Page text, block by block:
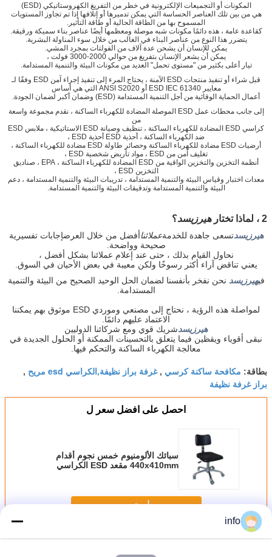
المكونات أو التجميعات الإلكترونية في خطر من التفريغ الكهروستاتيكي (ESD)
هي من بين تلك العناصر الحساسة التي يمكن تدميرها أو إتلافها إذا تم تجاوز المستويات
المسموح بها من الطاقة الحالية أو طاقة التأثير.
كقاعدة عامة ، هذه دائمًا مكونات شبه موصلة ومعظمها أيضًا عناصر بناء سميكة ورقيقة.
يتضرر هذا النوع من عناصر البناء في الغالب من خلال سوء المناولة البشرية.
يمكن للإنسان أن يشحن عدة آلاف من الفولتات بمجرد المشي.
يمكن أن يشعر الإنسان بتفريغ من حوالي 2000-3000 فولت ،
تيار أعلى بكثير من "مستوى تحمل" العديد من مكونات البيئة والتنمية المستدامة.
قبل شراء أو تنفيذ منتجات ESD الآمنة ، يحتاج المرء إلى تنفيذ إجراء آمن ESD وفقًا لـ
معايير ESD IEC 61340 أو ANSI S2020 التي هي أساس
أعمال الحماية الوقائية من أجل التنمية المستدامة (ESD) وضمان أكبر لضمان الجودة.
إلى جانب محطات عمل ESD الموصلة المضادة للكهرباء الساكنة ، نقدم مجموعة واسعة
من
كراسي ESD المضادة للكهرباء الساكنة ، تنظيف وصيانة ESD الاستاتيكية ، ملابس ESD
ضد الكهرباء الساكنة ، أحذية ESD أحذية ESD ،
أرضيات ESD مضادة للكهرباء الساكنة وحصائر طاولة ESD مضادة للكهرباء الساكنة ،
تغليف آمن من ESD ، مواد تأريض شخصية ESD ،
أنظمة التخزين والتخزين الواقية من ESD المضادة للكهرباء الساكنة ، EPA ، صناديق
التخزين ESD ،
معدات اختبار وقياس البيئة والتنمية المستدامة ، تدريبات البيئة والتنمية المستدامة ، دعم
البيئة والتنمية المستدامة وتدقيقات البيئة والتنمية المستدامة.
2 ، لماذا تختار هيرزيسد؟
هيرزيسدتسعى جاهدة للخدمةعملائناأفضل من خلال العرضإجابات تفسيرية
صحيحة وواضحة.
نحاول القيام بذلك ، حتى عند إعلام عملائنا بشكل أفضل ،
يعني تناقض آراء أكثر رسوخًا ولكن معيبة في بعض الأحيان في السوق.
فيهيرزيسد نحن نفخر بأنفسنا لضمان الحل الوحيد الصحيح من البيئة والتنمية
المستدامة.
لمواصلة هذه الرؤية ، نحتاج إلى مصنعي وموردي ESD موثوق بهم يمكننا
الاعتماد عليهم دائمًا.
هيرزيسدشريك قوي ومع شركائنا الدوليين
نبقى أقوياء ويقظين فيما يتعلق بالتحسينات الممكنة أو الحلول الجديدة في
معالجة الكهرباء الساكنة والتحكم فيها.
بطاقة: مكافحة ساكنة كرسي ,غرفة براز نظيفة,الكراسي esd مريح ,
براز غرفة نظيفة
احصل على افضل سعر ل
سبائك الألومنيوم خمس نجوم أقدام
440x410mm مقعد ESD الكراسي
استمر
أكثرالكراسي ESD آمنة
info